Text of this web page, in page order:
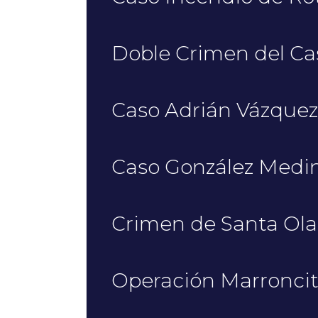
Doble Crimen del
Caso Adrián Vázquez
Caso González
Crimen de Santa
Operación